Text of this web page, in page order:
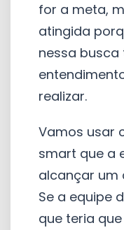
for a meta,
atingida
nessa
realizar.
Vamos usar
smart que a
alcançar um
Se a equipe
que teria